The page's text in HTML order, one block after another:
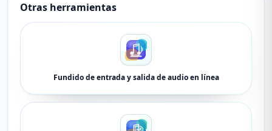
Otras herramientas
Fundido de entrada y salida de audio en línea